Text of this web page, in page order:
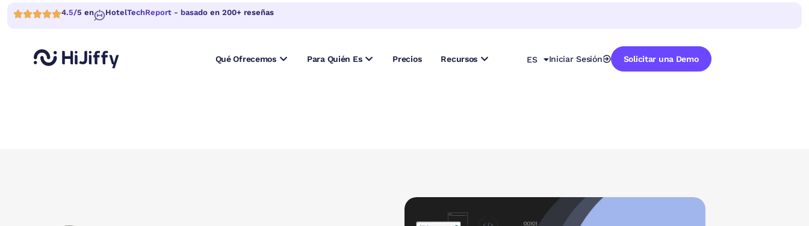
4.5/5 en HotelTechReport - basado en 200+ reseñas
Qué Ofrecemos Para Quién Es Precios Recursos ES
DE
Iniciar Sesión Solicitar una Demo